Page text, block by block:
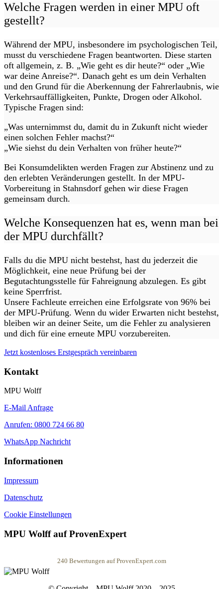
Welche Fragen werden in einer MPU oft
gestellt?
Während der MPU, insbesondere im psychologischen Teil,
musst du verschiedene Fragen beantworten. Diese starten
oft allgemein, z. B. „Wie geht es dir heute?“ oder „Wie
war deine Anreise?“. Danach geht es um dein Verhalten
und den Grund für die Aberkennung der Fahrerlaubnis, wie
Verkehrsauffälligkeiten, Punkte, Drogen oder Alkohol.
Typische Fragen sind:
„Was unternimmst du, damit du in Zukunft nicht wieder
einen solchen Fehler machst?“
„Wie siehst du dein Verhalten von früher heute?“
Bei Konsumdelikten werden Fragen zur Abstinenz und zu
den erlebten Veränderungen gestellt. In der MPU-
Vorbereitung in Stahnsdorf gehen wir diese Fragen
gemeinsam durch.
Welche Konsequenzen hat es, wenn man bei
der MPU durchfällt?
Falls du die MPU nicht bestehst, hast du jederzeit die
Möglichkeit, eine neue Prüfung bei der
Begutachtungsstelle für Fahreignung abzulegen. Es gibt
keine Sperrfrist.
Unsere Fachleute erreichen eine Erfolgsrate von 96% bei
der MPU-Prüfung. Wenn du wider Erwarten nicht bestehst,
bleiben wir an deiner Seite, um die Fehler zu analysieren
und dich für eine erneute MPU vorzubereiten.
Jetzt kostenloses Erstgespräch vereinbaren
Kontakt
MPU Wolff
E-Mail Anfrage
Anrufen: 0800 724 66 80
WhatsApp Nachricht
Informationen
Impressum
Datenschutz
Cookie Einstellungen
MPU Wolff auf ProvenExpert
MPU Wolff
240 Bewertungen auf ProvenExpert.com